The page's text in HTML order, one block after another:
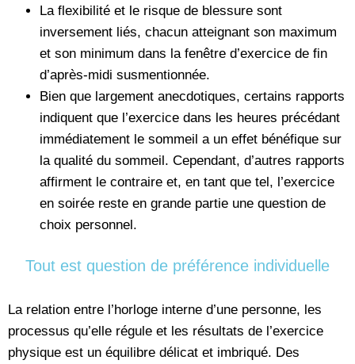
La flexibilité et le risque de blessure sont
inversement liés, chacun atteignant son maximum
et son minimum dans la fenêtre d’exercice de fin
d’après-midi susmentionnée.
Bien que largement anecdotiques, certains rapports
indiquent que l’exercice dans les heures précédant
immédiatement le sommeil a un effet bénéfique sur
la qualité du sommeil. Cependant, d’autres rapports
affirment le contraire et, en tant que tel, l’exercice
en soirée reste en grande partie une question de
choix personnel.
Tout est question de préférence individuelle
La relation entre l’horloge interne d’une personne, les
processus qu’elle régule et les résultats de l’exercice
physique est un équilibre délicat et imbriqué. Des